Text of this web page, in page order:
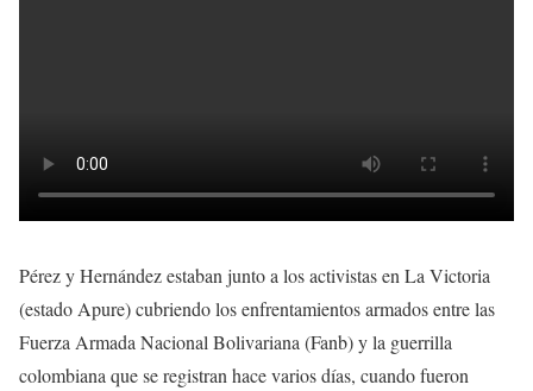
Pérez y Hernández estaban junto a los activistas en La Victoria
(estado Apure) cubriendo los enfrentamientos armados entre las
Fuerza Armada Nacional Bolivariana (Fanb) y la guerrilla
colombiana que se registran hace varios días, cuando fueron